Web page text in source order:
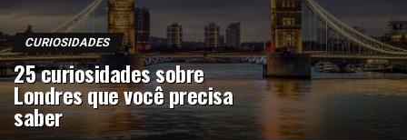
CURIOSIDADES
25 curiosidades sobre
Londres que você precisa
saber